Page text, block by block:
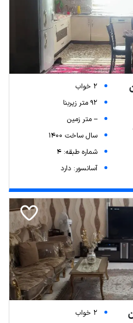
2 خواب
92 متر زیربنا
-- متر زمین
سال ساخت 1400
شماره طبقه: 4
آسانسور: دارد
2 خواب